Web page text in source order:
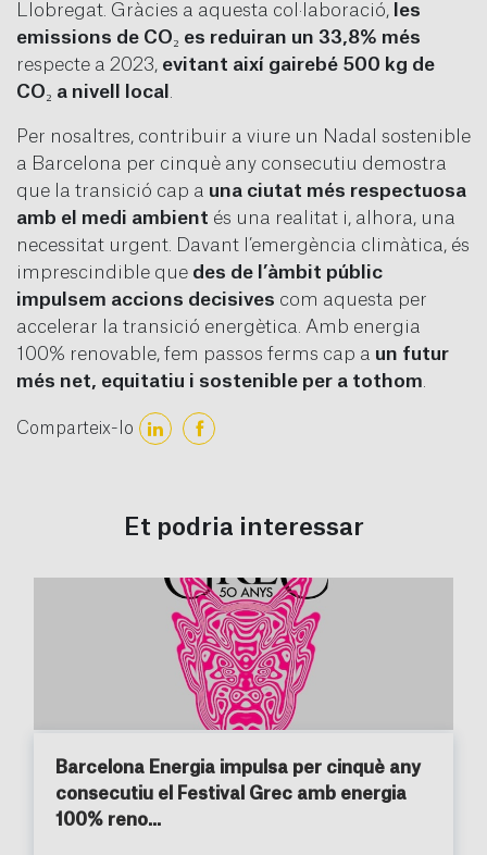
Llobregat. Gràcies a aquesta col·laboració, les
emissions de CO₂ es reduiran un 33,8% més
respecte a 2023, evitant així gairebé 500 kg de
CO₂ a nivell local
Per nosaltres, contribuir a viure un Nadal sostenible
a Barcelona per cinquè any consecutiu demostra
que la transició cap a una ciutat més respectuosa
amb el medi ambient és una realitat i, alhora, una
necessitat urgent. Davant l’emergència climàtica, és
imprescindible que des de l’àmbit públic
impulsem accions decisives com aquesta per
accelerar la transició energètica. Amb energia
100% renovable, fem passos ferms cap a un futur
més net, equitatiu i sostenible per a tothom
Comparteix-lo
Et podria interessar
Barcelona Energia impulsa per cinquè any
consecutiu el Festival Grec amb energia
100% reno...